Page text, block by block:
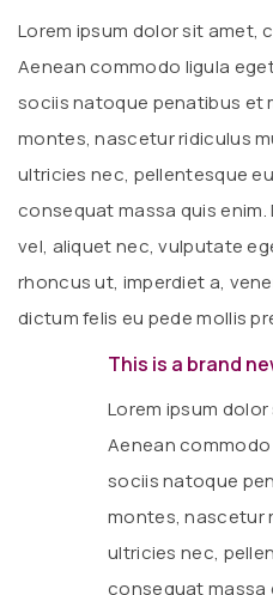
Lorem ipsum dolor sit amet,
Aenean commodo ligula
sociis natoque penatibus et
montes, nascetur ridiculus
ultricies nec, pellentesque
consequat massa quis
vel, aliquet nec, vulputate
rhoncus ut, imperdiet a,
dictum felis eu pede mollis
This is a brand
Lorem ipsum
Aenean
sociis natoque
montes, nascetur
ultricies nec,
consequat massa